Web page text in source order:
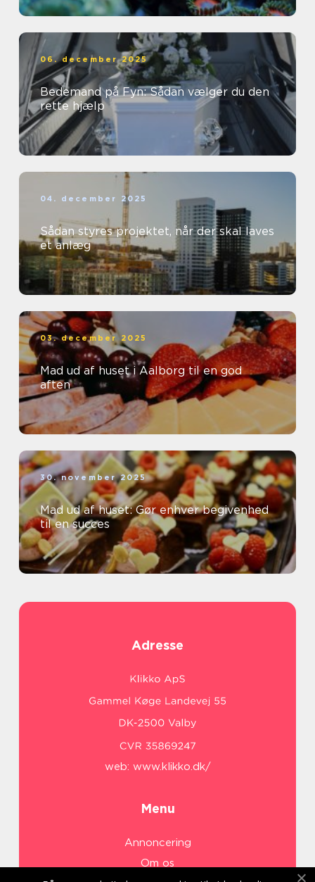
06. december 2025
Bedemand på Fyn: Sådan vælger du den
rette hjælp
04. december 2025
Sådan styres projektet, når der skal laves
et anlæg
03. december 2025
Mad ud af huset i Aalborg til en god
aften
30. november 2025
Mad ud af huset: Gør enhver begivenhed
til en succes
Adresse
web: www.klikko.dk/
Menu
Annoncering
Om os